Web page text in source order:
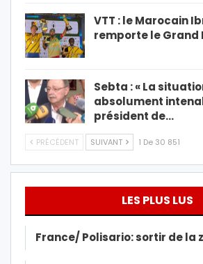
VTT : le Marocain
remporte le Grand
Sebta : « La
absolument
président de…
PRÉCÉDENT SUIVANT 1 De 30 851
LES PLUS LUS
France/ Polisario: sortir de la